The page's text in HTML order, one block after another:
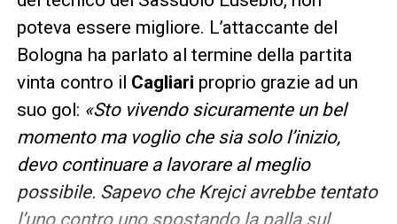
poteva essere migliore. L’attaccante del
Bologna ha parlato al termine della partita
vinta contro il Cagliari proprio grazie ad un
suo gol: «Sto vivendo sicuramente un bel
momento ma voglio che sia solo l’inizio,
devo continuare a lavorare al meglio
possibile. Sapevo che Krejci avrebbe tentato
l’uno contro uno spostando la palla sul